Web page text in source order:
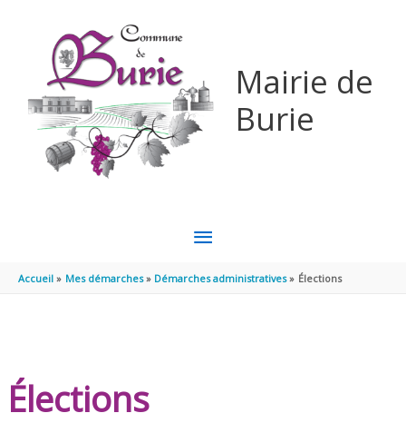
Mairie de
Burie
MENU
PRINCIPAL
Accueil Mes démarches Démarches administratives Élections
Élections